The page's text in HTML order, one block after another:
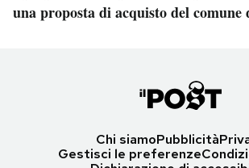
una proposta di acquisto del comune
Chi siamoPubblicità
Gestisci le preferenze